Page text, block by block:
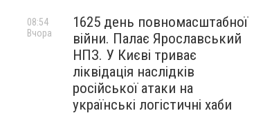
1625 день повномасштабної
війни. Палає Ярославський
НПЗ. У Києві триває
ліквідація наслідків
російської атаки на
українські логістичні хаби
08:54
Вчора